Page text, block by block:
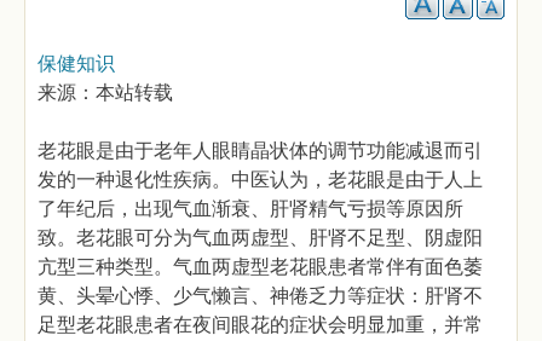
保健知识
来源：本站转载
老花眼是由于老年人眼睛晶状体的调节功能减退而引
发的一种退化性疾病。中医认为，老花眼是由于人上
了年纪后，出现气血渐衰、肝肾精气亏损等原因所
致。老花眼可分为气血两虚型、肝肾不足型、阴虚阳
亢型三种类型。气血两虚型老花眼患者常伴有面色萎
黄、头晕心悸、少气懒言、神倦乏力等症状：肝肾不
足型老花眼患者在夜间眼花的症状会明显加重，并常